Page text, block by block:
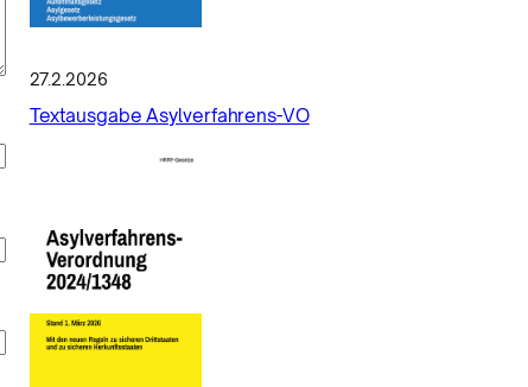
27.2.2026
Textausgabe Asylverfahrens-VO